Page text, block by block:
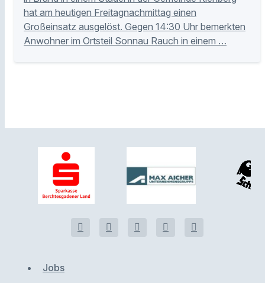
hat am heutigen Freitagnachmittag einen
Großeinsatz ausgelöst. Gegen 14:30 Uhr bemerkten
Anwohner im Ortsteil Sonnau Rauch in einem …
Jobs